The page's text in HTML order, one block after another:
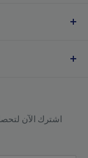
اشترك الآن